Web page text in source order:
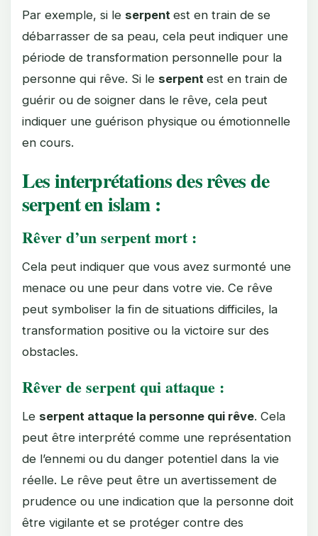
Par exemple, si le serpent est en train de se
débarrasser de sa peau, cela peut indiquer une
période de transformation personnelle pour la
personne qui rêve. Si le serpent est en train de
guérir ou de soigner dans le rêve, cela peut
indiquer une guérison physique ou émotionnelle
en cours.
Les interprétations des rêves de
serpent en islam :
Rêver d’un serpent mort :
Cela peut indiquer que vous avez surmonté une
menace ou une peur dans votre vie. Ce rêve
peut symboliser la fin de situations difficiles, la
transformation positive ou la victoire sur des
obstacles.
Rêver de serpent qui attaque :
Le serpent attaque la personne qui rêve. Cela
peut être interprété comme une représentation
de l’ennemi ou du danger potentiel dans la vie
réelle. Le rêve peut être un avertissement de
prudence ou une indication que la personne doit
être vigilante et se protéger contre des